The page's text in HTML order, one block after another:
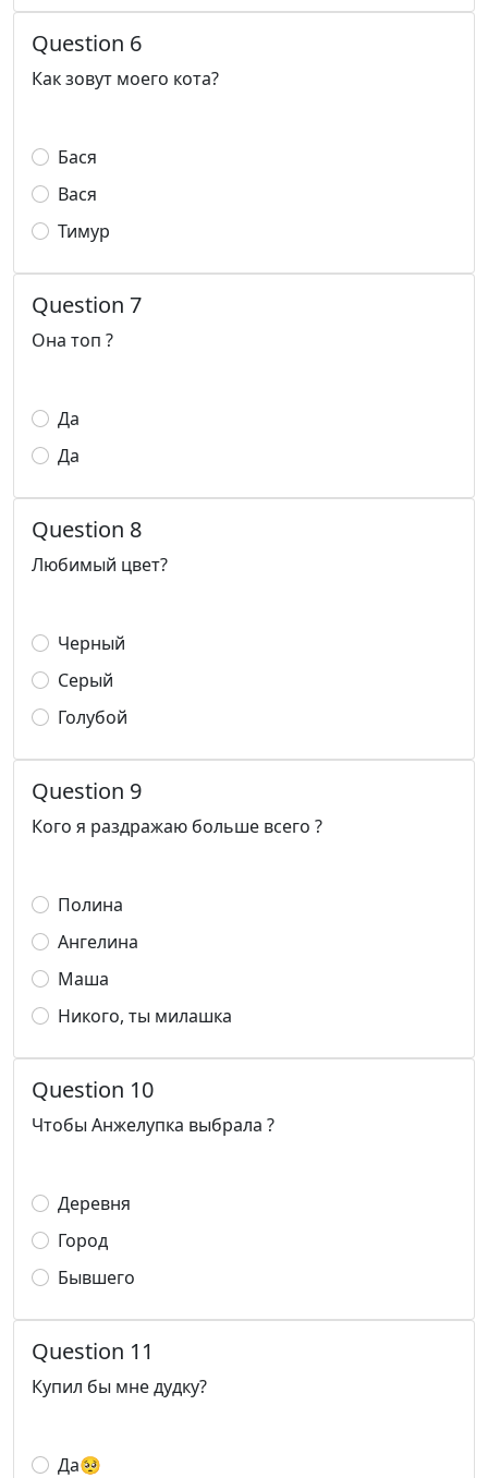
Question 6
Как зовут моего кота?
Бася
Вася
Тимур
Question 7
Она топ ?
Да
Да
Question 8
Любимый цвет?
Черный
Серый
Голубой
Question 9
Кого я раздражаю больше всего ?
Полина
Ангелина
Маша
Никого, ты милашка
Question 10
Чтобы Анжелупка выбрала ?
Деревня
Город
Бывшего
Question 11
Купил бы мне дудку?
Да🥺